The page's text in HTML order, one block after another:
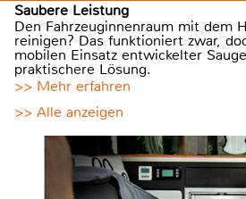
Saubere Leistung
Den Fahrzeuginnenraum mit dem
reinigen? Das funktioniert zwar,
mobilen Einsatz entwickelter
praktischere Lösung.
>> Mehr erfahren
>> Alle anzeigen